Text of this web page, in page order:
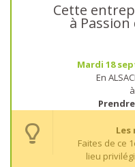
Cette
à
Mardi 18
En
Les
Faites de ce
lieu